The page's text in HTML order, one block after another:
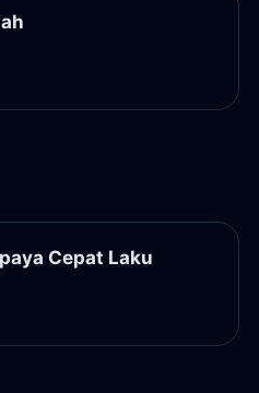
Cepat Laku